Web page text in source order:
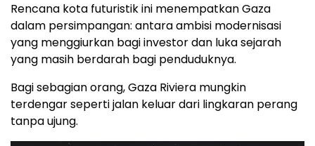
Rencana kota futuristik ini menempatkan Gaza
dalam persimpangan: antara ambisi modernisasi
yang menggiurkan bagi investor dan luka sejarah
yang masih berdarah bagi penduduknya.
Bagi sebagian orang, Gaza Riviera mungkin
terdengar seperti jalan keluar dari lingkaran perang
tanpa ujung.